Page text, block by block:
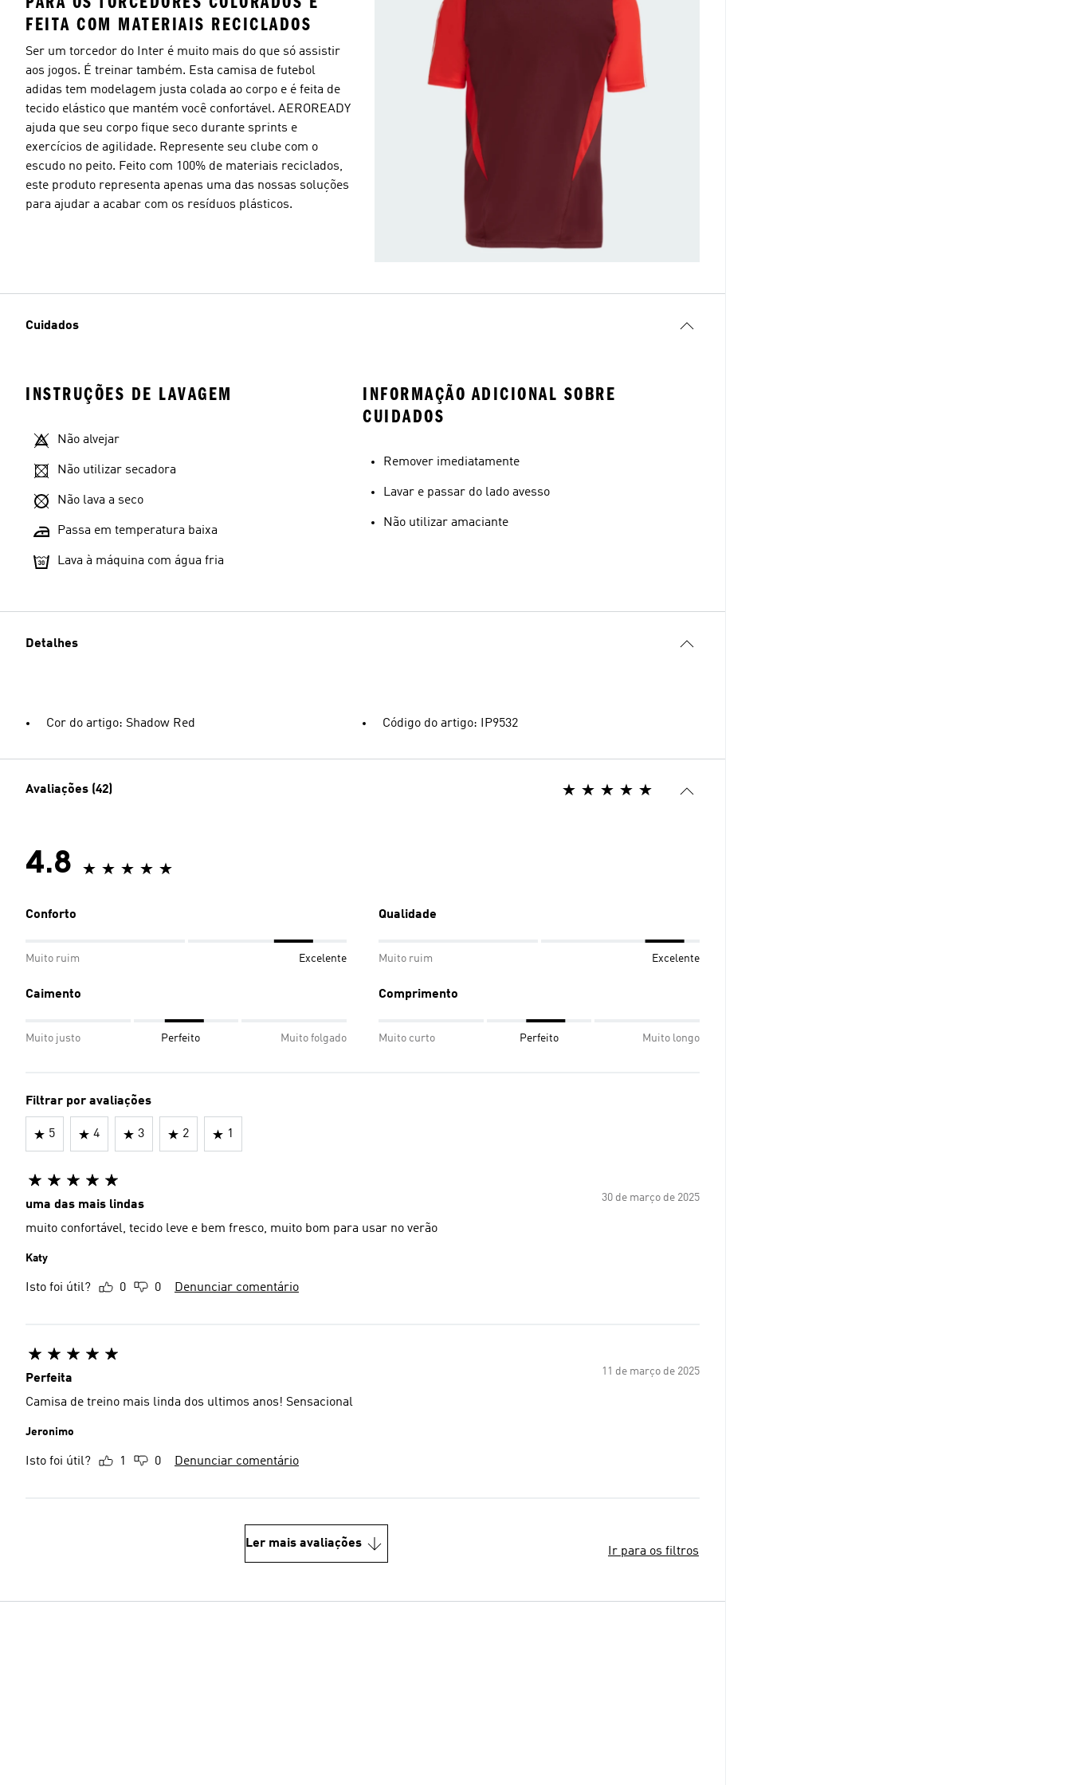
FEITA COM MATERIAIS RECICLADOS
Ser um torcedor do Inter é muito mais do que só assistir
aos jogos. É treinar também. Esta camisa de futebol
adidas tem modelagem justa colada ao corpo e é feita de
tecido elástico que mantém você confortável. AEROREADY
ajuda que seu corpo fique seco durante sprints e
exercícios de agilidade. Represente seu clube com o
escudo no peito. Feito com 100% de materiais reciclados,
este produto representa apenas uma das nossas soluções
para ajudar a acabar com os resíduos plásticos.
Cuidados
INSTRUÇÕES DE LAVAGEM
Não alvejar
Não utilizar secadora
Não lava a seco
Passa em temperatura baixa
Lava à máquina com água fria
INFORMAÇÃO ADICIONAL SOBRE
CUIDADOS
Remover imediatamente
Lavar e passar do lado avesso
Não utilizar amaciante
Detalhes
Cor do artigo: Shadow Red Código do artigo: IP9532
Avaliações (42)
4.8
Conforto
Muito ruim Excelente
Qualidade
Muito ruim Excelente
Caimento
Muito justo Perfeito Muito folgado
Comprimento
Muito curto Perfeito Muito longo
Filtrar por avaliações
5 4 3 2 1
30 de março de 2025
uma das mais lindas
muito confortável, tecido leve e bem fresco, muito bom para usar no verão
Katy
Isto foi útil? 0 0 Denunciar comentário
11 de março de 2025
Perfeita
Camisa de treino mais linda dos ultimos anos! Sensacional
Jeronimo
Isto foi útil? 1 0 Denunciar comentário
Ler mais avaliações
Ir para os filtros